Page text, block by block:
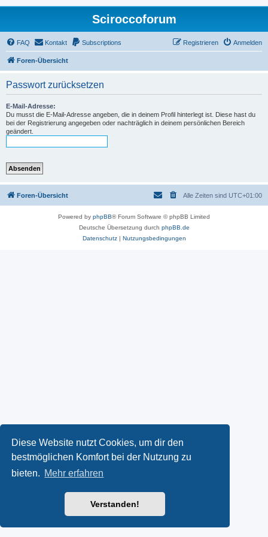
Diese Website nutzt Cookies, um dir den
bestmöglichen Komfort bei der Nutzung zu
bieten. Mehr erfahren
Verstanden!
Sciroccoforum
FAQ Kontakt Subscriptions Anmelden
Registrieren
Foren-Übersicht
Passwort zurücksetzen
E-Mail-Adresse:
Du musst die E-Mail-Adresse angeben, die in deinem Profil hinterlegt ist. Diese hast du
bei der Registrierung angegeben oder nachträglich in deinem persönlichen Bereich
geändert.
Foren-Übersicht Alle Zeiten sind UTC+01:00
Powered by phpBB® Forum Software © phpBB Limited
Deutsche Übersetzung durch phpBB.de
Datenschutz| Nutzungsbedingungen